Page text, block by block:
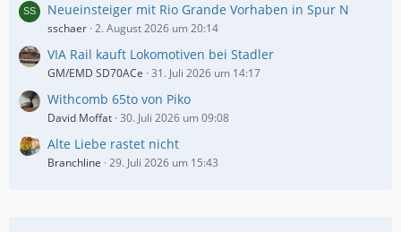
Neueinsteiger mit Rio Grande Vorhaben in Spur N
sschaer 2. August 2026 um 20:14
VIA Rail kauft Lokomotiven bei Stadler
GM/EMD SD70ACe 31. Juli 2026 um 14:17
Withcomb 65to von Piko
David Moffat 30. Juli 2026 um 09:08
Alte Liebe rastet nicht
Branchline 29. Juli 2026 um 15:43